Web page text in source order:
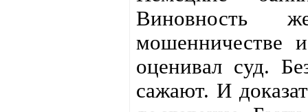
Виновность
мошенничестве
оценивал суд.
сажают. И